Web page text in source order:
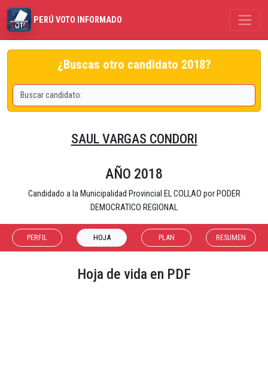
PERÚ VOTO INFORMADO
¿Buscas otro candidato 2018?
SAUL VARGAS CONDORI
AÑO 2018
Candidado a la Municipalidad Provincial EL COLLAO por PODER
DEMOCRATICO REGIONAL
PERFIL HOJA PLAN RESUMEN
Hoja de vida en PDF